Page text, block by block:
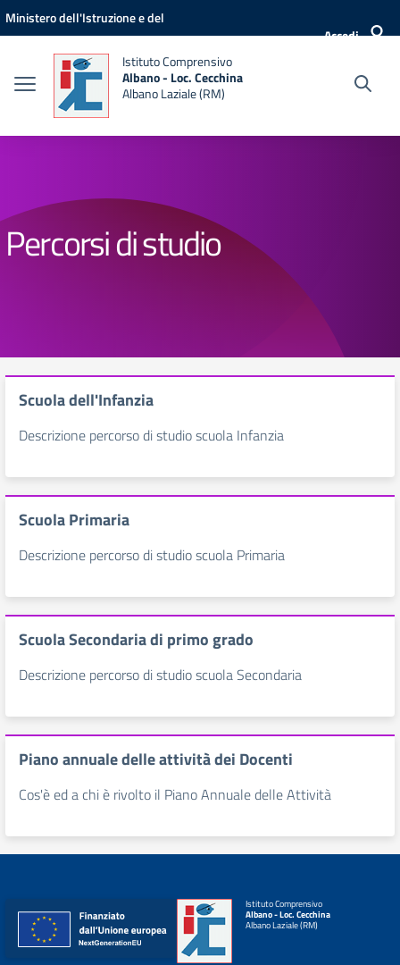
Vai ai contenuti
Vai al menu di navigazione
Vai al footer
Ministero dell'Istruzione e del
Accedi
Istituto Comprensivo
Albano - Loc. Cecchina
Albano Laziale (RM)
Percorsi di studio
Scuola dell'Infanzia
Descrizione percorso di studio scuola Infanzia
Scuola Primaria
Descrizione percorso di studio scuola Primaria
Scuola Secondaria di primo grado
Descrizione percorso di studio scuola Secondaria
Piano annuale delle attività dei Docenti
Cos'è ed a chi è rivolto il Piano Annuale delle Attività
Istituto Comprensivo
Albano - Loc. Cecchina
Albano Laziale (RM)